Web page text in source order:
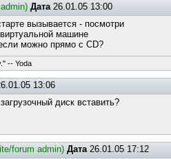
Дата26.01.05 13:00
вызывается - посмотри
машине
можно прямо с CD?
-- Yoda
13:06
диск вставить?
forum admin) Дата26.01.05 17:12